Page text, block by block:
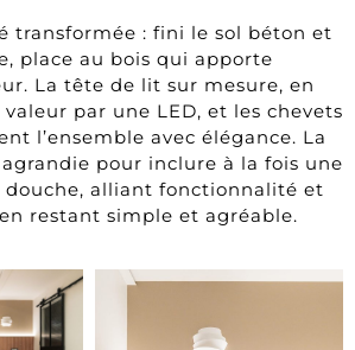
transformée : fini le sol béton et
place au bois qui apporte
La tête de lit sur mesure, en
par une LED, et les chevets
l’ensemble avec élégance. La
agrandie pour inclure à la fois une
alliant fonctionnalité et
restant simple et agréable.